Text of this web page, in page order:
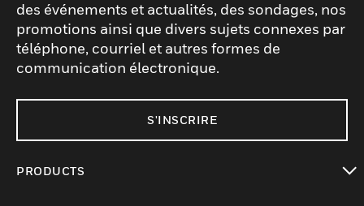
des événements et actualités, des sondages, nos
promotions ainsi que divers sujets connexes par
téléphone, courriel et autres formes de
communication électronique.
S'INSCRIRE
PRODUCTS